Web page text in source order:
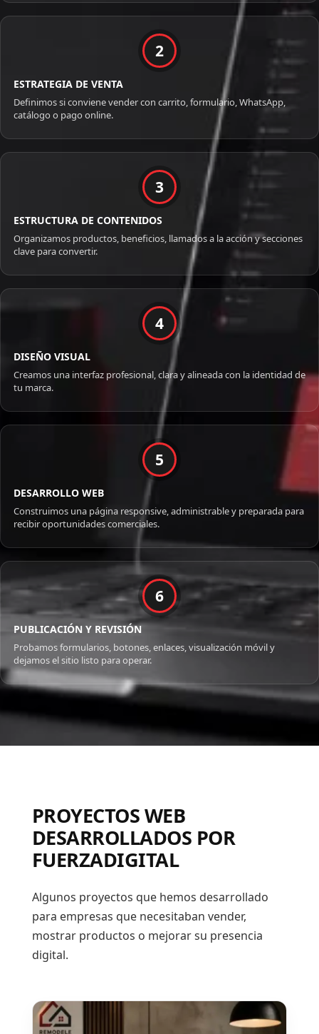
2
ESTRATEGIA DE VENTA
Definimos si conviene vender con carrito, formulario, WhatsApp,
catálogo o pago online.
3
ESTRUCTURA DE CONTENIDOS
Organizamos productos, beneficios, llamados a la acción y secciones
clave para convertir.
4
DISEÑO VISUAL
Creamos una interfaz profesional, clara y alineada con la identidad de
tu marca.
5
DESARROLLO WEB
Construimos una página responsive, administrable y preparada para
recibir oportunidades comerciales.
6
PUBLICACIÓN Y REVISIÓN
Probamos formularios, botones, enlaces, visualización móvil y
dejamos el sitio listo para operar.
PROYECTOS WEB
DESARROLLADOS POR
FUERZADIGITAL
Algunos proyectos que hemos desarrollado
para empresas que necesitaban vender,
mostrar productos o mejorar su presencia
digital.